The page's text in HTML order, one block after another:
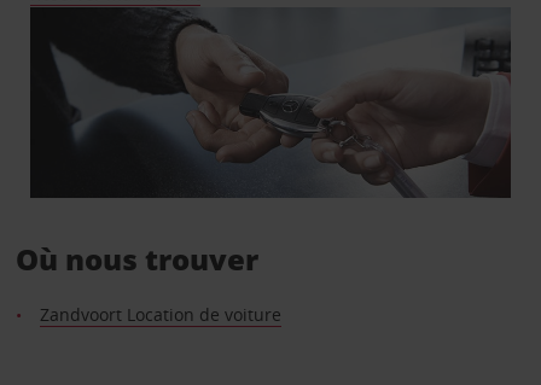
Où nous trouver
Zandvoort Location de voiture